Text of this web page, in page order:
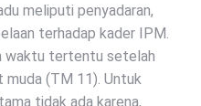
meliputi penyadaran,
terhadap kader IPM.
waktu tertentu setelah
(TM 11). Untuk
tidak ada karena,